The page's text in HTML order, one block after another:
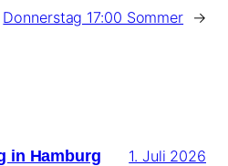
Donnerstag 17:00 Sommer →
in Hamburg 1. Juli 2026